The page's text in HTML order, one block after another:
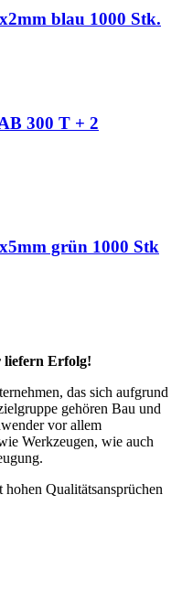
blau 1000 Stk.
300 T + 2
grün 1000 Stk
Erfolg!
das sich aufgrund
gehören Bau und
vor allem
Werkzeugen, wie auch
Qualitätsansprüchen